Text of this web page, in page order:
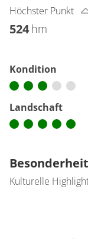
Höchster Punkt
524 hm
Kondition
Landschaft
Kulturelle